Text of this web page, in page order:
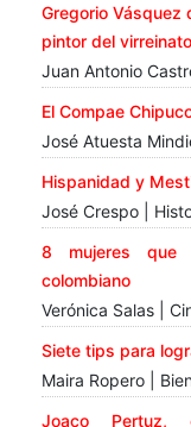
Gregorio Vásquez
pintor del
Juan Antonio
El Compae
José Atuesta
Hispanidad y
José Crespo |
8 mujeres que
colombiano
Verónica Salas |
Siete tips para
Maira Ropero |
Joaco